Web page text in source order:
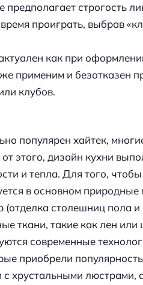
строгость
проиграть, выбрав
как при
применим и безотказен
клубов.
популярен хайтек,
этого, дизайн кухни
и тепла. Для того,
в основном
(отделка столешниц пола
ткани, такие как лен или
современные
приобрели
хрустальными люстрами,